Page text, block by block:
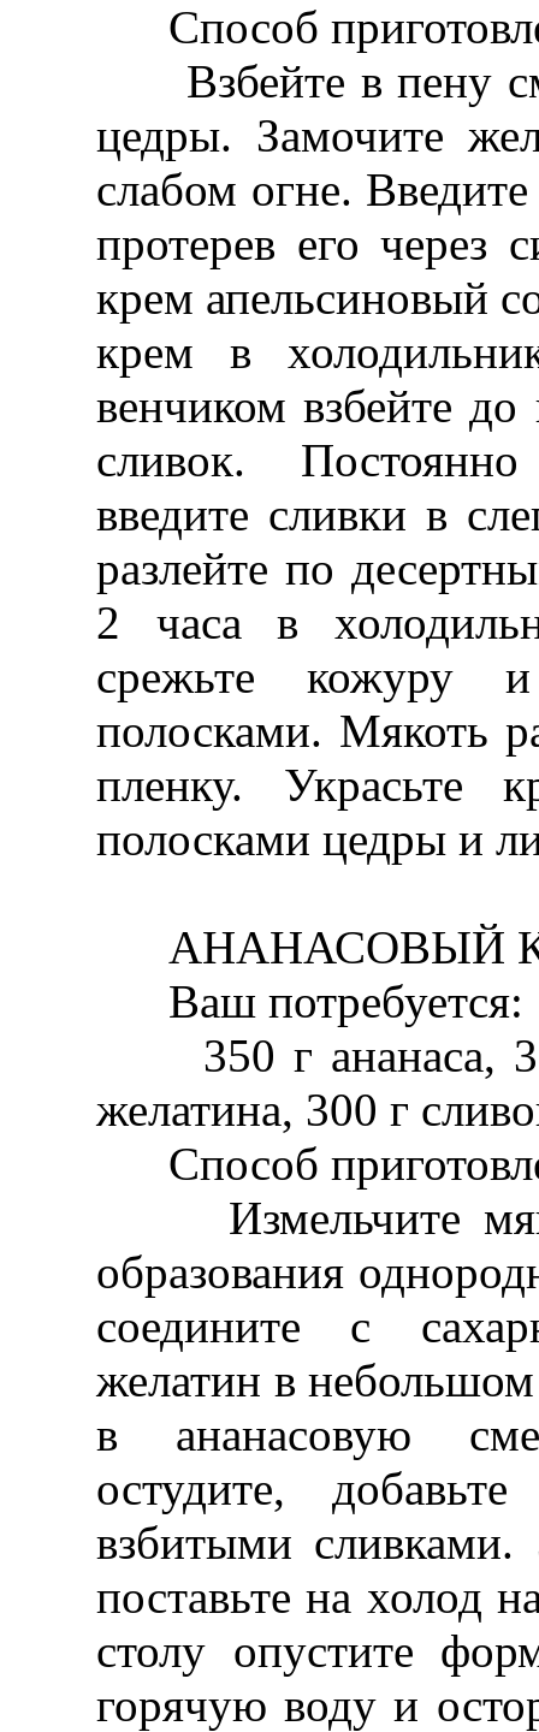
Способ
Взбейте в пену
цедры. Замочите
слабом огне.
протерев его через
крем апельсиновый
крем в
венчиком взбейте
сливок.
введите сливки в
разлейте по
2 часа в
срежьте кожуру
полосками. Мякоть
пленку. Украсьте
полосками цедры и
АНАНАСОВЫЙ
Ваш потребуется:
350 г ананаса,
желатина, 300 г
Способ
Измельчите
образования
соедините с
желатин в небольшом
в ананасовую
остудите,
взбитыми
поставьте на холод
столу опустите
горячую воду и